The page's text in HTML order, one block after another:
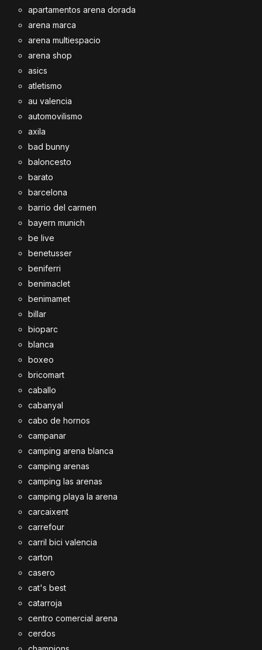
apartamentos arena dorada
arena marca
arena multiespacio
arena shop
asics
atletismo
au valencia
automovilismo
axila
bad bunny
baloncesto
barato
barcelona
barrio del carmen
bayern munich
be live
benetusser
beniferri
benimaclet
benimamet
billar
bioparc
blanca
boxeo
bricomart
caballo
cabanyal
cabo de hornos
campanar
camping arena blanca
camping arenas
camping las arenas
camping playa la arena
carcaixent
carrefour
carril bici valencia
carton
casero
cat's best
catarroja
centro comercial arena
cerdos